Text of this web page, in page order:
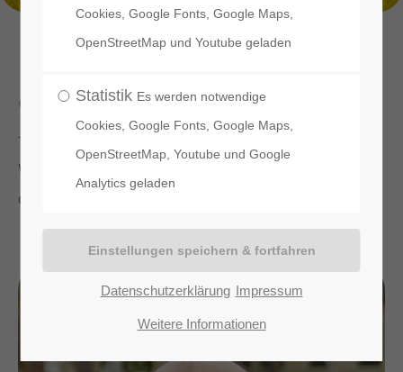
ordnung
Wir sind spezialisiert und unterstützen im Gebiet
des Erbrechtes und der Höfeordnung.
Cookies, Google Fonts, Google Maps,
OpenStreetMap und Youtube geladen
Statistik Es werden notwendige
Cookies, Google Fonts, Google Maps,
OpenStreetMap, Youtube und Google
Analytics geladen
Datenschutzerklärung Impressum
Weitere Informationen